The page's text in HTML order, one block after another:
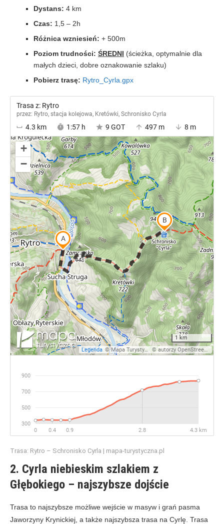
Dystans: 4 km
Czas: 1,5 – 2h
Różnica wzniesień: + 500m
Poziom trudności: ŚREDNI (ścieżka, optymalnie dla
małych dzieci, dobre oznakowanie szlaku)
Pobierz trasę: Rytro_Cyrla.gpx
Trasa: Rytro – Schronisko Cyrla | mapa-turystyczna.pl
2. Cyrla niebieskim szlakiem z
Głębokiego – najszybsze dojście
Trasa to najszybsze możliwe wejście w masyw i grań pasma
Jaworzyny Krynickiej, a także najszybsza trasa na Cyrlę. Trasa